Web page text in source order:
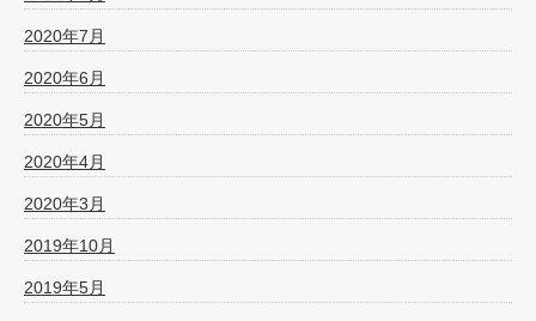
2020年7月
2020年6月
2020年5月
2020年4月
2020年3月
2019年10月
2019年5月